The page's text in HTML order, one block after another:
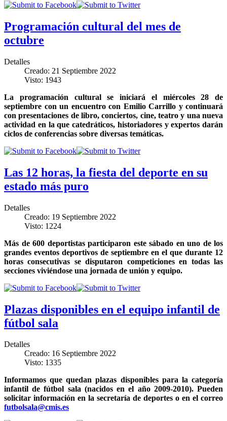
Programación cultural del mes de
octubre
Detalles
Creado: 21 Septiembre 2022
Visto: 1943
La programación cultural se iniciará el miércoles 28 de
septiembre con un encuentro con Emilio Carrillo y continuará
con presentaciones de libro, conciertos, cine, teatro y una nueva
actividad en la que catedráticos, historiadores y expertos darán
ciclos de conferencias sobre diversas temáticas.
Las 12 horas, la fiesta del deporte en su
estado más puro
Detalles
Creado: 19 Septiembre 2022
Visto: 1224
Más de 600 deportistas participaron este sábado en uno de los
grandes eventos deportivos de septiembre en el que durante 12
horas consecutivas se disputaron competiciones en todas las
secciones viviéndose una jornada de unión y equipo.
Plazas disponibles en el equipo infantil de
fútbol sala
Detalles
Creado: 16 Septiembre 2022
Visto: 1335
Informamos que quedan plazas disponibles para la categoría
infantil de fútbol sala (nacidos en el año 2009-2010). Pueden
solicitar información en la secretaría de deportes o en el correo
futbolsala@cmis.es